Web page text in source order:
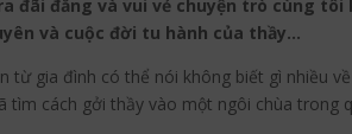
đãi đằng và vui vẻ chuyện trò cùng
và cuộc đời tu hành của thầy…
từ gia đình có thể nói không biết gì nhiều
tìm cách gởi thầy vào một ngôi chùa trong